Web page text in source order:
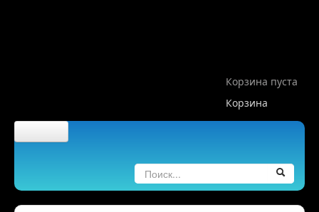
Корзина пуста
Корзина